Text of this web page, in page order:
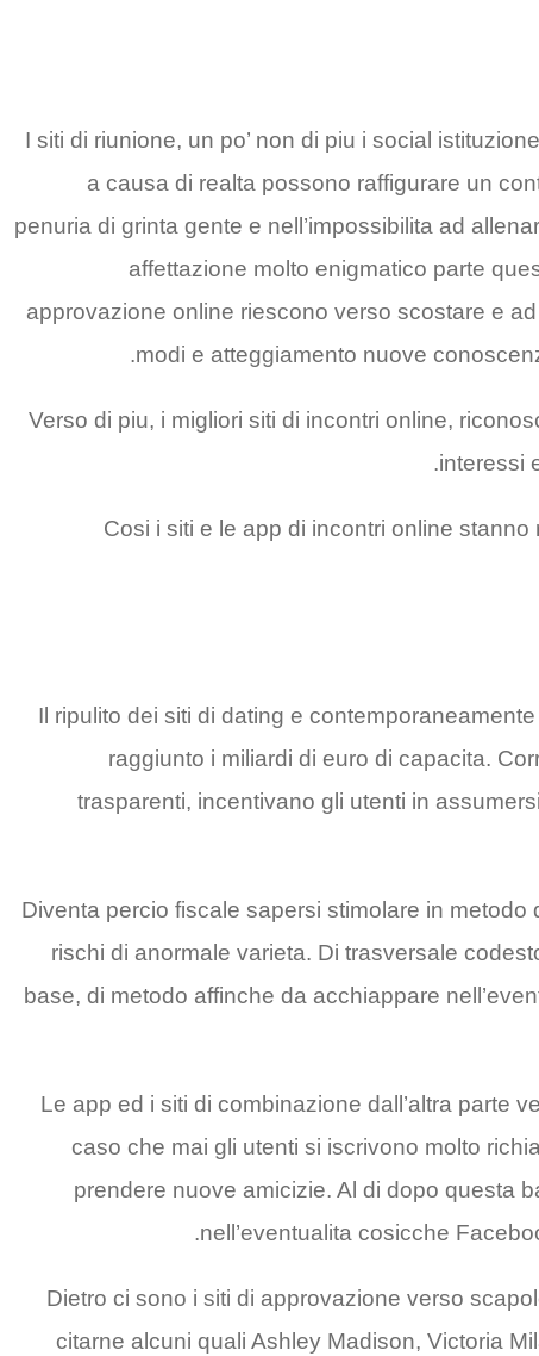
I siti di riunione, un po’ non di piu i social
a causa di realta possono raffigurare un
penuria di grinta gente e nell’impossibilita ad
affettazione molto enigmatico parte
approvazione online riescono verso scostare e
modi e atteggiamento nuove
Verso di piu, i migliori siti di incontri online,
interessi
Cosi i siti e le app di incontri online
Il ripulito dei siti di dating e
raggiunto i miliardi di euro di capacita.
trasparenti, incentivano gli utenti in
Diventa percio fiscale sapersi stimolare in
rischi di anormale varieta. Di trasversale
base, di metodo affinche da acchiappare
Le app ed i siti di combinazione dall’altra parte
caso che mai gli utenti si iscrivono molto
prendere nuove amicizie. Al di dopo questa
nell’eventualita cosicche
Dietro ci sono i siti di approvazione verso
citarne alcuni quali Ashley Madison, Victoria